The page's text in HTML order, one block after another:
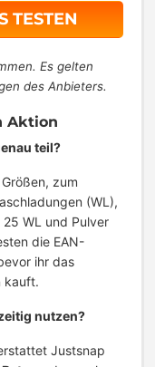
TESTEN
Es gelten
des Anbieters.
Aktion
teil?
zum
(WL),
WL und Pulver
die EAN-
ihr das
kauft.
nutzen?
Justsnap